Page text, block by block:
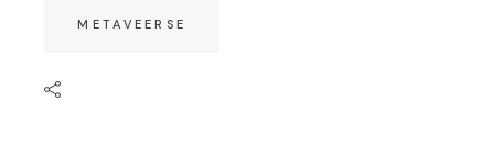
METAVEERSE